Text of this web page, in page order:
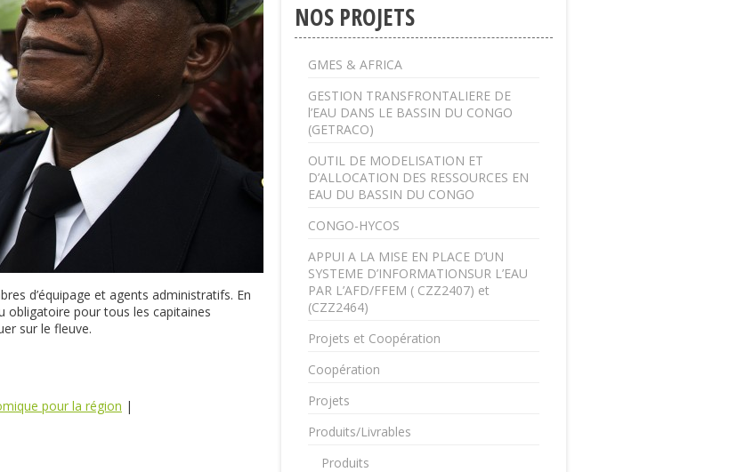
d’équipage et agents administratifs. En
obligatoire pour tous les capitaines
sur le fleuve.
pour la région |
NOS PROJETS
GMES & AFRICA
GESTION TRANSFRONTALIERE DE
l’EAU DANS LE BASSIN DU CONGO
(GETRACO)
OUTIL DE MODELISATION ET
D’ALLOCATION DES RESSOURCES EN
EAU DU BASSIN DU CONGO
CONGO-HYCOS
APPUI A LA MISE EN PLACE D’UN
SYSTEME D’INFORMATIONSUR L’EAU
PAR L’AFD/FFEM ( CZZ2407) et
(CZZ2464)
Projets et Coopération
Coopération
Projets
Produits/Livrables
Produits